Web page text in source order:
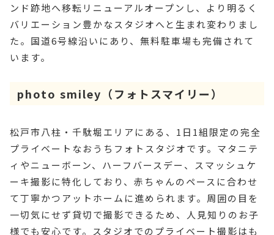
ンド跡地へ移転リニューアルオープンし、より明るく
バリエーション豊かなスタジオへと生まれ変わりまし
た。国道6号線沿いにあり、無料駐車場も完備されて
います。
photo smiley（フォトスマイリー）
松戸市八柱・千駄堀エリアにある、1日1組限定の完全
プライベートなおうちフォトスタジオです。マタニテ
ィやニューボーン、ハーフバースデー、スマッシュケ
ーキ撮影に特化しており、赤ちゃんのペースに合わせ
て丁寧かつアットホームに進められます。周囲の目を
一切気にせず貸切で撮影できるため、人見知りのお子
様でも安心です。スタジオでのプライベート撮影はも